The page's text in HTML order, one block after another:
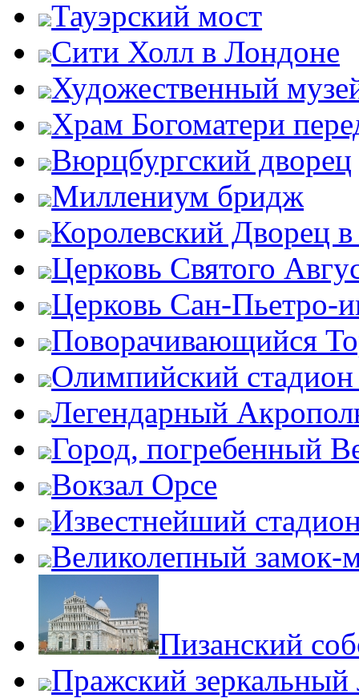
Тауэрский мост
Сити Холл в Лондоне
Художественный
Храм Богоматери
Вюрцбургский дворец
Миллениум бридж
Королевский Дворец
Церковь Святого
Церковь Сан-Пьетро-
Поворачивающийся
Олимпийский
Легендарный
Город, погребенный
Вокзал Орсе
Известнейший
Великолепный
Пизанский
Пражский зеркальный